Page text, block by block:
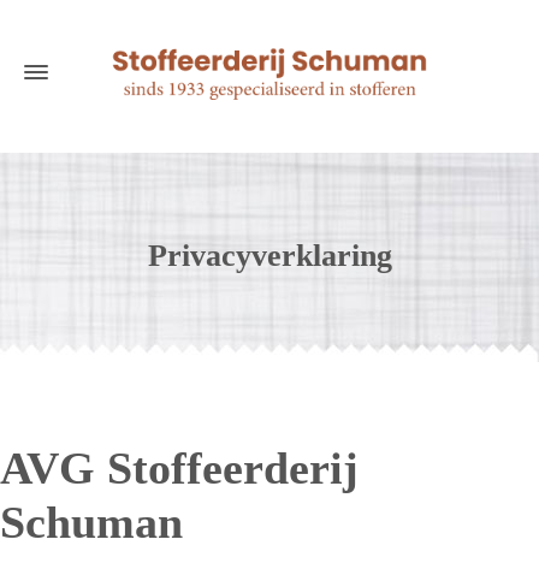
Privacyverklaring
AVG Stoffeerderij
Schuman